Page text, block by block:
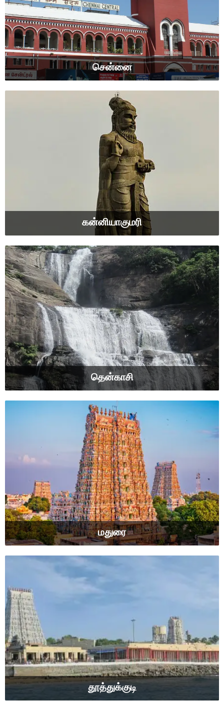
சென்னை
கன்னியாகுமரி
தென்காசி
மதுரை
தூத்துக்குடி